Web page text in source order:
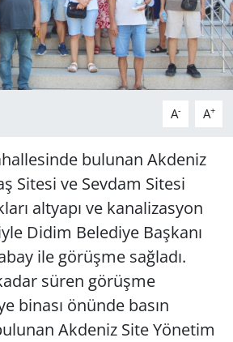
A- A+
bulunan Akdeniz
Sitesi ve Sevdam Sitesi
altyapı ve kanalizasyon
Didim Belediye Başkanı
ile görüşme sağladı.
süren görüşme
binası önünde basın
Akdeniz Site Yönetim